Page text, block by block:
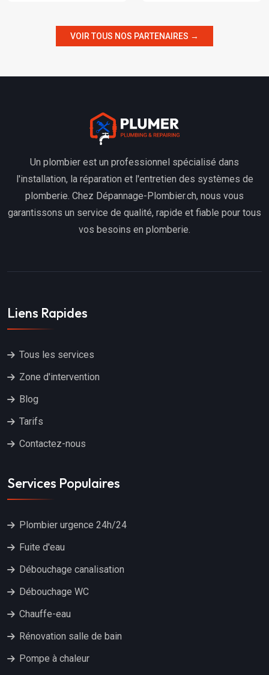
VOIR TOUS NOS PARTENAIRES →
Un plombier est un professionnel spécialisé dans
l'installation, la réparation et l'entretien des systèmes de
plomberie. Chez Dépannage-Plombier.ch, nous vous
garantissons un service de qualité, rapide et fiable pour tous
vos besoins en plomberie.
Liens Rapides
Tous les services
Zone d'intervention
Blog
Tarifs
Contactez-nous
Services Populaires
Plombier urgence 24h/24
Fuite d'eau
Débouchage canalisation
Débouchage WC
Chauffe-eau
Rénovation salle de bain
Pompe à chaleur